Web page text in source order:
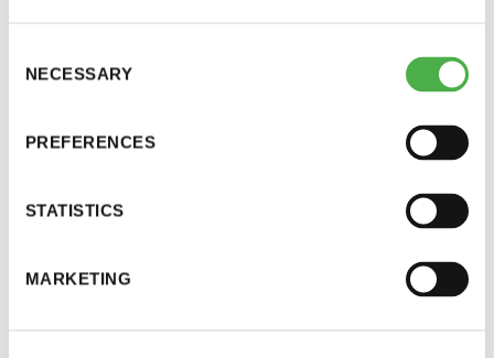
Selection
NECESSARY
PREFERENCES
STATISTICS
MARKETING
lapsiperheitä. Ei tämä mikään ukkojen ja akkojen
laji yksin ole.
Laitiselle kritiikkien kirjoittaminen on mukava
— Suhtaudun siihen vakavasti mutta leikkimielisesti.
saunakulttuuria. Tuntuu hyvältä, jos ja kun arvioni